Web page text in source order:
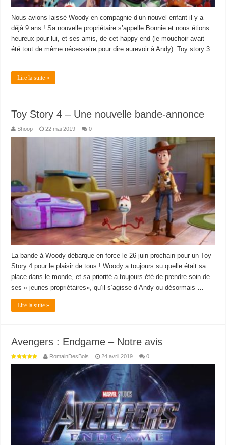
Nous avions laissé Woody en compagnie d’un nouvel enfant il y a
déjà 9 ans ! Sa nouvelle propriétaire s’appelle Bonnie et nous étions
heureux pour lui, et ses amis, de cet happy end (le mouchoir avait
été tout de même nécessaire pour dire aurevoir à Andy). Toy story 3
…
Lire la suite »
Toy Story 4 – Une nouvelle bande-annonce
Shoop 22 mai 2019 0
La bande à Woody débarque en force le 26 juin prochain pour un Toy
Story 4 pour le plaisir de tous ! Woody a toujours su quelle était sa
place dans le monde, et sa priorité a toujours été de prendre soin de
ses « jeunes propriétaires», qu’il s’agisse d’Andy ou désormais …
Lire la suite »
Avengers : Endgame – Notre avis
RomainDesBois 24 avril 2019 0